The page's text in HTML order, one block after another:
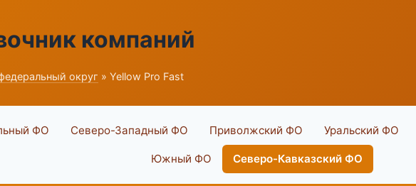
компаний
округ » Yellow Pro Fast
ФО Северо-Западный ФО Приволжский ФО Уральский ФО
Южный ФО Северо-Кавказский ФО